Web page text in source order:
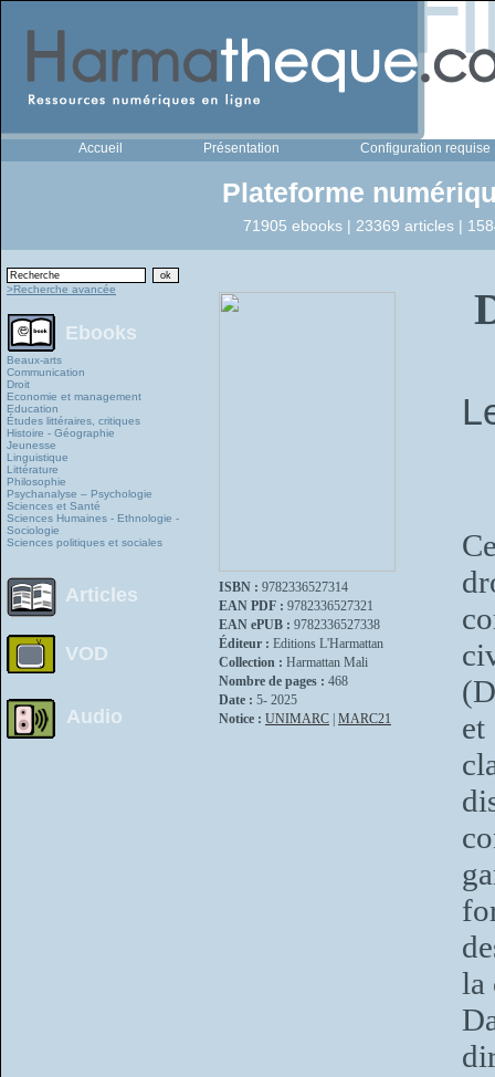
Accueil Présentation Configuration requise
Plateforme
71905 ebooks | 23369 articles |
>Recherche avancée
Ebooks
Beaux-arts
Communication
Droit
Economie et management
Education
Études littéraires, critiques
Histoire - Géographie
Jeunesse
Linguistique
Littérature
Philosophie
Psychanalyse – Psychologie
Sciences et Santé
Sciences Humaines - Ethnologie -
Sociologie
Sciences politiques et sociales
Articles
VOD
Audio
ISBN : 9782336527314
EAN PDF : 9782336527321
EAN ePUB : 9782336527338
Éditeur : Editions L'Harmattan
Collection : Harmattan Mali
Nombre de pages : 468
Date : 5- 2025
Notice : UNIMARC MARC21
la